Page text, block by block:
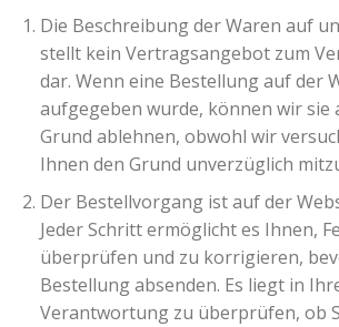
Die Beschreibung der Waren auf
stellt kein Vertragsangebot zum
dar. Wenn eine Bestellung auf der
aufgegeben wurde, können wir sie
Grund ablehnen, obwohl wir
Ihnen den Grund unverzüglich
Der Bestellvorgang ist auf der
Jeder Schritt ermöglicht es Ihnen,
überprüfen und zu korrigieren,
Bestellung absenden. Es liegt in
Verantwortung zu überprüfen, ob